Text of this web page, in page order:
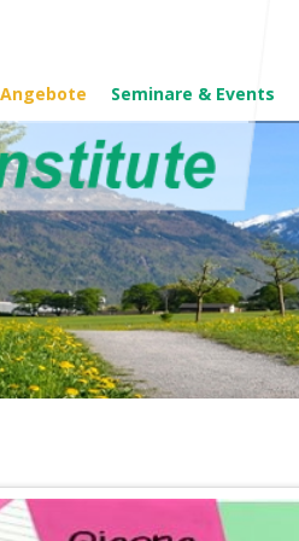
Seminare & Events